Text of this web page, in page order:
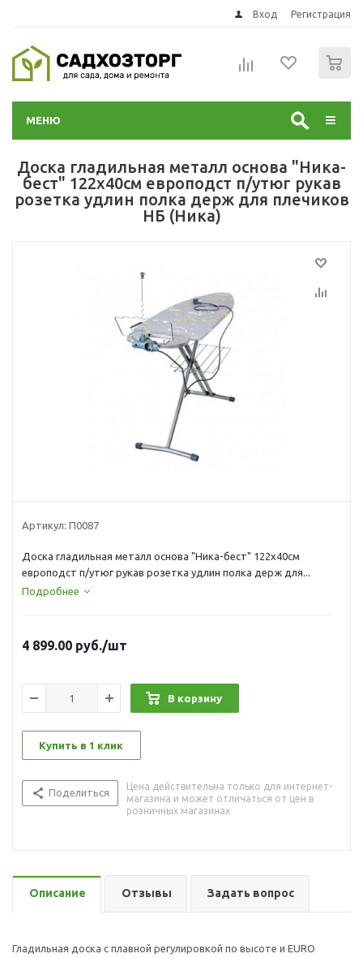
Вход Регистрация
МЕНЮ
Доска гладильная металл основа "Ника-
бест" 122х40см европодст п/утюг рукав
розетка удлин полка держ для плечиков
НБ (Ника)
Артикул: П0087
Доска гладильная металл основа "Ника-бест" 122х40см
европодст п/утюг рукав розетка удлин полка держ для...
Подробнее
4 899.00 руб./шт
В корзину
Купить в 1 клик
Поделиться
Цена действительна только для интернет-
магазина и может отличаться от цен в
розничных магазинах
Описание Отзывы Задать вопрос
Гладильная доска с плавной регулировкой по высоте и EURO